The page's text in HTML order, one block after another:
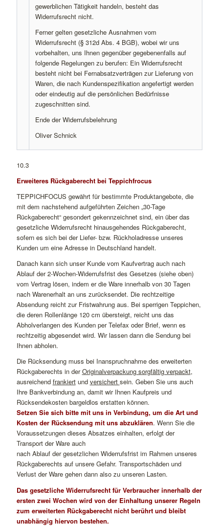
gewerblichen Tätigkeit handeln, besteht das
Widerrufsrecht nicht.
Ferner gelten gesetzliche Ausnahmen vom
Widerrufsrecht (§ 312d Abs. 4 BGB), wobei wir uns
vorbehalten, uns Ihnen gegenüber gegebenenfalls auf
folgende Regelungen zu berufen: Ein Widerrufsrecht
besteht nicht bei Fernabsatzverträgen zur Lieferung von
Waren, die nach Kundenspezifikation angefertigt werden
oder eindeutig auf die persönlichen Bedürfnisse
zugeschnitten sind.
Ende der Widerrufsbelehrung
Oliver Schnick
10.3
Erweiteres Rückgaberecht bei Teppichfrocus
TEPPICHFOCUS gewährt für bestimmte Produktangebote, die
mit dem nachstehend aufgeführten Zeichen „30-Tage
Rückgaberecht“ gesondert gekennzeichnet sind, ein über das
gesetzliche Widerrufsrecht hinausgehendes Rückgaberecht,
sofern es sich bei der Liefer- bzw. Rückholadresse unseres
Kunden um eine Adresse in Deutschland handelt.
Danach kann sich unser Kunde vom Kaufvertrag auch nach
Ablauf der 2-Wochen-Widerrufsfrist des Gesetzes (siehe oben)
vom Vertrag lösen, indem er die Ware innerhalb von 30 Tagen
nach Warenerhalt an uns zurücksendet. Die rechtzeitige
Absendung reicht zur Fristwahrung aus. Bei sperrigen Teppichen,
die deren Rollenlänge 120 cm übersteigt, reicht uns das
Abholverlangen des Kunden per Telefax oder Brief, wenn es
rechtzeitig abgesendet wird. Wir lassen dann die Sendung bei
Ihnen abholen.
Die Rücksendung muss bei Inanspruchnahme des erweiterten
Rückgaberechts in derOriginalverpackung sorgfältig verpackt,
ausreichend frankiertund versichert sein. Geben Sie uns auch
Ihre Bankverbindung an, damit wir Ihnen Kaufpreis und
Rücksendekosten bargeldlos erstatten können.
Setzen Sie sich bitte mit uns in Verbindung, um die Art und
Kosten der Rücksendung mit uns abzuklären. Wenn Sie die
Voraussetzungen dieses Absatzes einhalten, erfolgt der
Transport der Ware auch
nach Ablauf der gesetzlichen Widerrufsfrist im Rahmen unseres
Rückgaberechts auf unsere Gefahr. Transportschäden und
Verlust der Ware gehen dann also zu unseren Lasten.
Das gesetzliche Widerrufsrecht für Verbraucher innerhalb der
ersten zwei Wochen wird von der Einhaltung unserer Regeln
zum erweiterten Rückgaberecht nicht berührt und bleibt
unabhängig hiervon bestehen.